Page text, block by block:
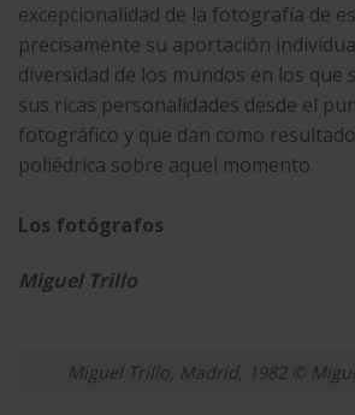
excepcionalidad de la fotografía de
precisamente su aportación
diversidad de los mundos en los que
sus ricas personalidades desde el
fotográfico y que dan como
poliédrica sobre aquel momento.
Los fotógrafos
Miguel Trillo
Miguel Trillo, Madrid, 1982 ©